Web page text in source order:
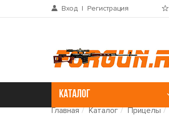
Вход | Регистрация
КАТАЛОГ
Главная Каталог Прицелы